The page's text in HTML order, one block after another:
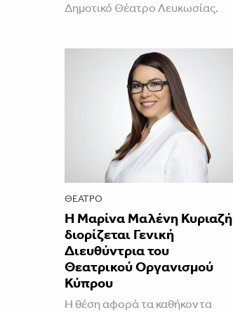
Δημοτικό Θέατρο Λευκωσίας.
ΘΈΑΤΡΟ
Η Μαρίνα Μαλένη Κυριαζή
διορίζεται Γενική
Διευθύντρια του
Θεατρικού Οργανισμού
Κύπρου
Η θέση αφορά τα καθήκοντα